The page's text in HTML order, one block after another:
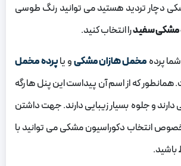
دچار تردید هستید می توانید رنگ طوسی
مشکی سفیدرا انتخاب کنید.
پرده مخمل هازان مشکیو یاپرده مخمل
همانطور که از اسم آن پیداست این پنل ها رگه
دارند و جلوه بسیار زیبایی دارند. جهت داشتن
انتخاب دکوراسیون مشکی می توانید با
باشید.